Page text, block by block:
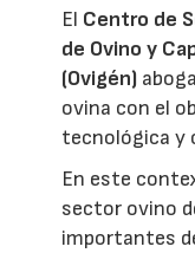
El Centro de
de Ovino y
(Ovigén)
ovina con el
tecnológica y
En este
sector ovino
importantes